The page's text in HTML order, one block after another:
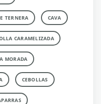
TERNERA CAVA
CARAMELIZADA
MORADA
CEBOLLAS